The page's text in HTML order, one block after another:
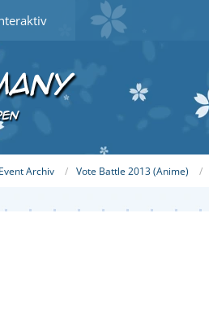
Event Archiv Vote Battle 2013 (Anime)